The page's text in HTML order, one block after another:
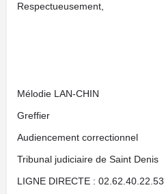
Respectueusement,
Mélodie LAN-CHIN
Greffier
Audiencement correctionnel
Tribunal judiciaire de Saint Denis
LIGNE DIRECTE : 02.62.40.22.53